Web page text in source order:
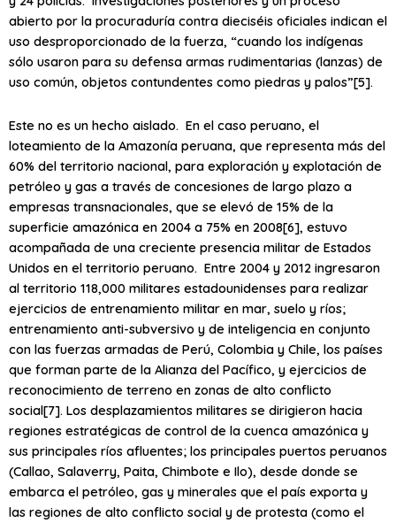
abierto por la procuraduría contra dieciséis oficiales indican el
uso desproporcionado de la fuerza, “cuando los indígenas
sólo usaron para su defensa armas rudimentarias (lanzas) de
uso común, objetos contundentes como piedras y palos”[5].
Este no es un hecho aislado. En el caso peruano, el
loteamiento de la Amazonía peruana, que representa más del
60% del territorio nacional, para exploración y explotación de
petróleo y gas a través de concesiones de largo plazo a
empresas transnacionales, que se elevó de 15% de la
superficie amazónica en 2004 a 75% en 2008[6], estuvo
acompañada de una creciente presencia militar de Estados
Unidos en el territorio peruano. Entre 2004 y 2012 ingresaron
al territorio 118,000 militares estadounidenses para realizar
ejercicios de entrenamiento militar en mar, suelo y ríos;
entrenamiento anti-subversivo y de inteligencia en conjunto
con las fuerzas armadas de Perú, Colombia y Chile, los países
que forman parte de la Alianza del Pacífico, y ejercicios de
reconocimiento de terreno en zonas de alto conflicto
social[7]. Los desplazamientos militares se dirigieron hacia
regiones estratégicas de control de la cuenca amazónica y
sus principales ríos afluentes; los principales puertos peruanos
(Callao, Salaverry, Paita, Chimbote e Ilo), desde donde se
embarca el petróleo, gas y minerales que el país exporta y
las regiones de alto conflicto social y de protesta (como el